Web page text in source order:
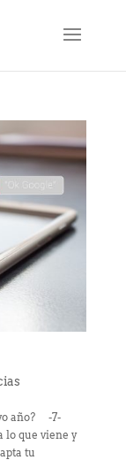
año? -7-
lo que viene y
tu